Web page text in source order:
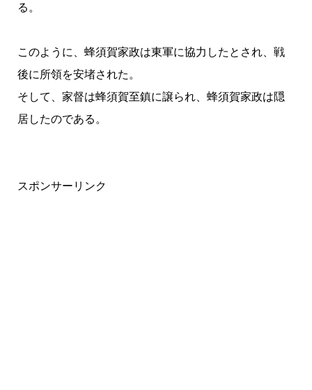
る。
このように、蜂須賀家政は東軍に協力したとされ、戦
後に所領を安堵された。
そして、家督は蜂須賀至鎮に譲られ、蜂須賀家政は隠
居したのである。
スポンサーリンク